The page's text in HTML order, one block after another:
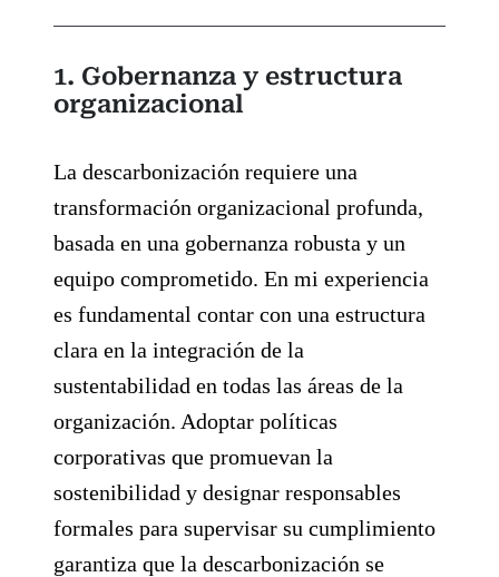
1. Gobernanza y estructura
organizacional
La descarbonización requiere una
transformación organizacional profunda,
basada en una gobernanza robusta y un
equipo comprometido. En mi experiencia
es fundamental contar con una estructura
clara en la integración de la
sustentabilidad en todas las áreas de la
organización. Adoptar políticas
corporativas que promuevan la
sostenibilidad y designar responsables
formales para supervisar su cumplimiento
garantiza que la descarbonización se